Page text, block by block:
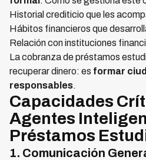
Historial crediticio que les
Hábitos financieros que
Relación con instituciones
La cobranza de préstamos
recuperar dinero: es formar
responsables.
Capacidades
Agentes
Préstamos
1. Comunicación